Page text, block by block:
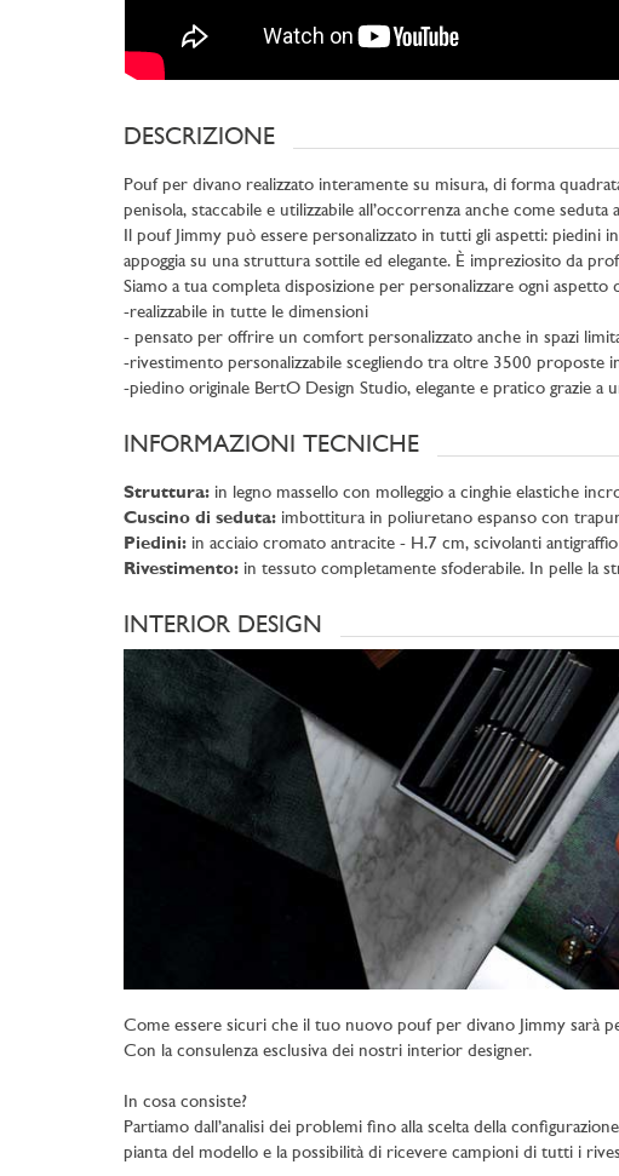
DESCRIZIONE
Pouf per divano realizzato interamente su misura, di forma
penisola, staccabile e utilizzabile all’occorrenza anche come seduta
Il pouf Jimmy può essere personalizzato in tutti gli aspetti:
appoggia su una struttura sottile ed elegante. È impreziosito da
Siamo a tua completa disposizione per personalizzare ogni
-realizzabile in tutte le dimensioni
- pensato per offrire un comfort personalizzato anche in spazi
-rivestimento personalizzabile scegliendo tra oltre 3500 proposte
-piedino originale BertO Design Studio, elegante e pratico grazie
INFORMAZIONI TECNICHE
Struttura: in legno massello con molleggio a cinghie elastiche
Cuscino di seduta: imbottitura in poliuretano espanso con
Piedini: in acciaio cromato antracite - H.7 cm, scivolanti
Rivestimento: in tessuto completamente sfoderabile. In pelle la
INTERIOR DESIGN
Come essere sicuri che il tuo nuovo pouf per divano Jimmy sarà
Con la consulenza esclusiva dei nostri interior designer.
In cosa consiste?
Partiamo dall’analisi dei problemi fino alla scelta della
pianta del modello e la possibilità di ricevere campioni di tutti i